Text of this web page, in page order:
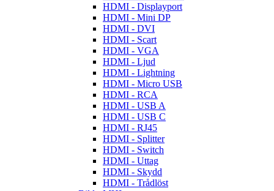
HDMI - Displayport
HDMI - Mini DP
HDMI - DVI
HDMI - Scart
HDMI - VGA
HDMI - Ljud
HDMI - Lightning
HDMI - Micro USB
HDMI - RCA
HDMI - USB A
HDMI - USB C
HDMI - RJ45
HDMI - Splitter
HDMI - Switch
HDMI - Uttag
HDMI - Skydd
HDMI - Trådlöst